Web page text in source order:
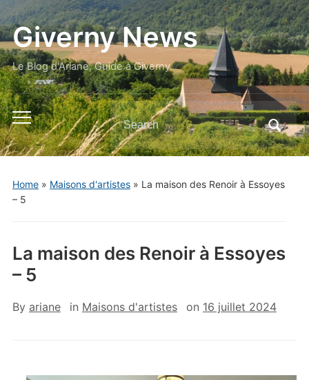
Giverny News
Le Blog d'Ariane, Guide à Giverny
Toggle
mobile
menu
Search
for:
Home» Maisons d'artistes» La maison des Renoir à Essoyes
– 5
La maison des Renoir à Essoyes
– 5
By ariane in Maisons d'artistes on 16 juillet 2024